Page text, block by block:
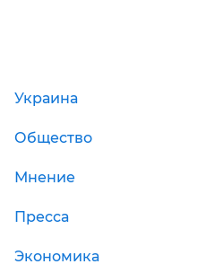
Украина
Общество
Мнение
Пресса
Экономика